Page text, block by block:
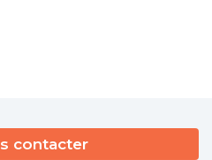
contacter